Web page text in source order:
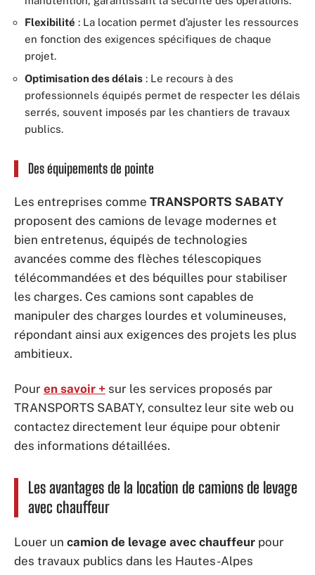
Flexibilité : La location permet d’ajuster les ressources
en fonction des exigences spécifiques de chaque
projet.
Optimisation des délais : Le recours à des
professionnels équipés permet de respecter les délais
serrés, souvent imposés par les chantiers de travaux
publics.
Des équipements de pointe
Les entreprises comme TRANSPORTS SABATY
proposent des camions de levage modernes et
bien entretenus, équipés de technologies
avancées comme des flèches télescopiques
télécommandées et des béquilles pour stabiliser
les charges. Ces camions sont capables de
manipuler des charges lourdes et volumineuses,
répondant ainsi aux exigences des projets les plus
ambitieux.
Pour en savoir + sur les services proposés par
TRANSPORTS SABATY, consultez leur site web ou
contactez directement leur équipe pour obtenir
des informations détaillées.
Les avantages de la location de camions de levage
avec chauffeur
Louer un camion de levage avec chauffeur pour
des travaux publics dans les Hautes-Alpes